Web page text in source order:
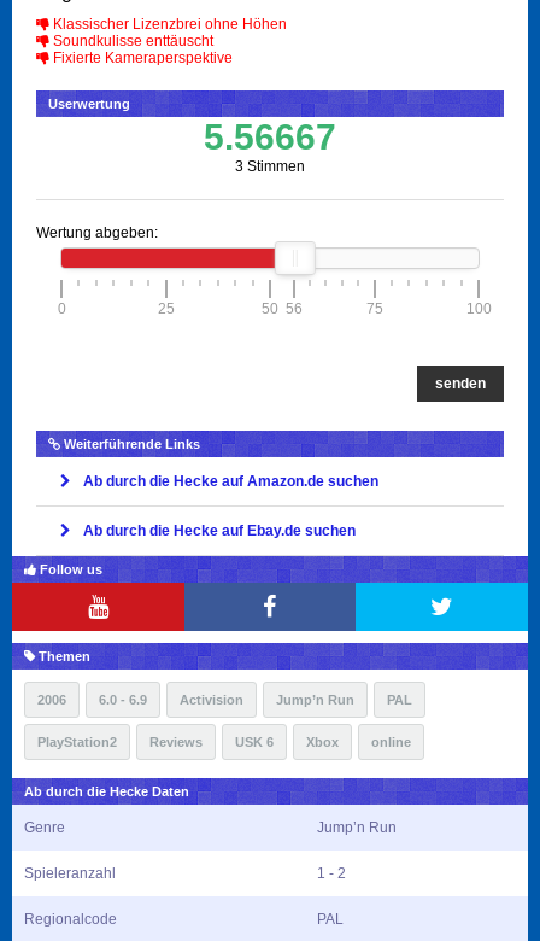
Klassischer Lizenzbrei ohne Höhen
Soundkulisse enttäuscht
Fixierte Kameraperspektive
Userwertung
5.56667
3 Stimmen
Wertung abgeben:
0 25 50 56 75 100
senden
Weiterführende Links
Ab durch die Hecke auf Amazon.de suchen
Ab durch die Hecke auf Ebay.de suchen
Follow us
Themen
2006 6.0 - 6.9 Activision Jump’n Run PAL
PlayStation2 Reviews USK 6 Xbox online
Ab durch die Hecke Daten
Genre Jump’n Run
Spieleranzahl 1 - 2
Regionalcode PAL